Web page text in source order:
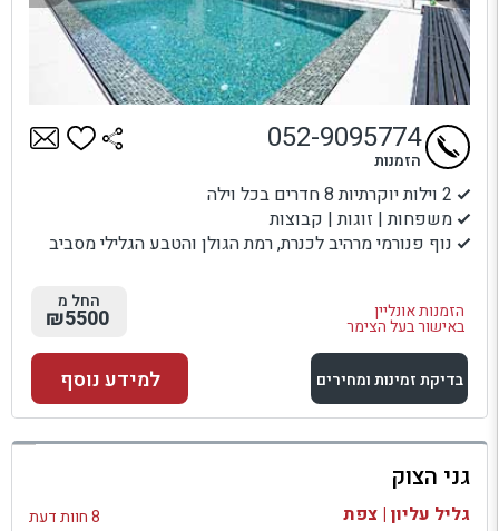
2 וילות יוקרתיות 8 חדרים בכל וילה
משפחות | זוגות | קבוצות
נוף פנורמי מרהיב לכנרת, רמת הגולן והטבע הגלילי מסביב
הזמנות אונליין
באישור בעל הצימר
052-9095774
הזמנות
החל מ
₪5500
בדיקת זמינות ומחירים
למתחם זה
בדיקת זמינות ומחירים
למידע נוסף
גני הצוק
גליל עליון | צפת 8 חוות דעת